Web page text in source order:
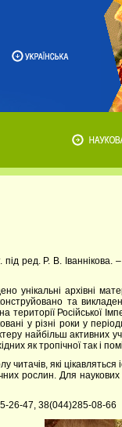
під ред. Р. В.
унікальні архівні
та
Російської
у різні роки у
найбільш активних
як тропічної так і
які цікавляться
рослин. Для наукових
26-47, 38(044)285-08-66